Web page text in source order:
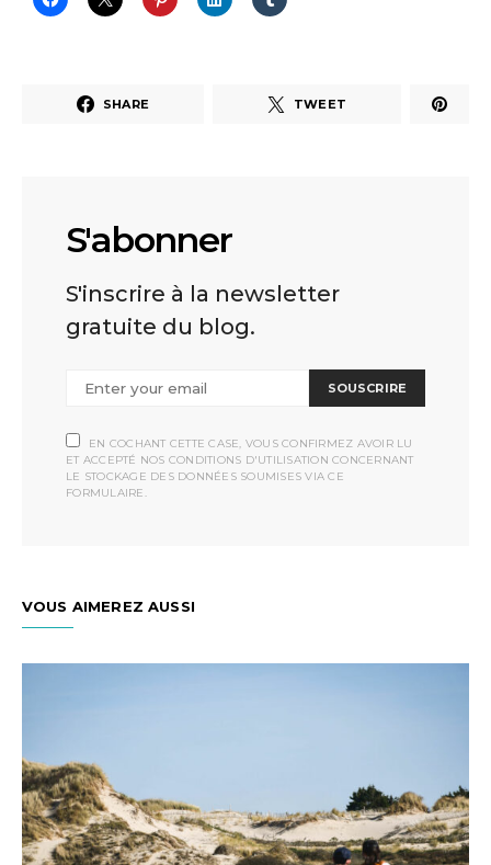
SHARE TWEET
S'abonner
S'inscrire à la newsletter
gratuite du blog.
SOUSCRIRE
EN COCHANT CETTE CASE, VOUS CONFIRMEZ AVOIR LU
ET ACCEPTÉ NOS CONDITIONS D'UTILISATION CONCERNANT
LE STOCKAGE DES DONNÉES SOUMISES VIA CE
FORMULAIRE.
VOUS AIMEREZ AUSSI